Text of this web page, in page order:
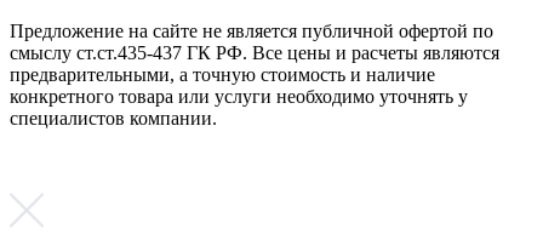
Предложение на сайте не является публичной офертой по
смыслу ст.ст.435-437 ГК РФ. Все цены и расчеты являются
предварительными, а точную стоимость и наличие
конкретного товара или услуги необходимо уточнять у
специалистов компании.